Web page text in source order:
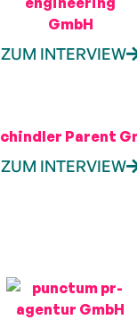
ZUM INTERVIEW
ZUM INTERVIEW